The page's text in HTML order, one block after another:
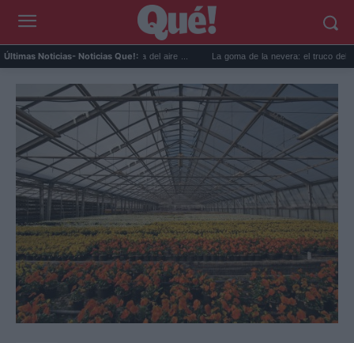
Últimas Noticias- Noticias Que!:
reutilizar el agua del aire ... La goma de la nevera: el truco del papel para sabe...